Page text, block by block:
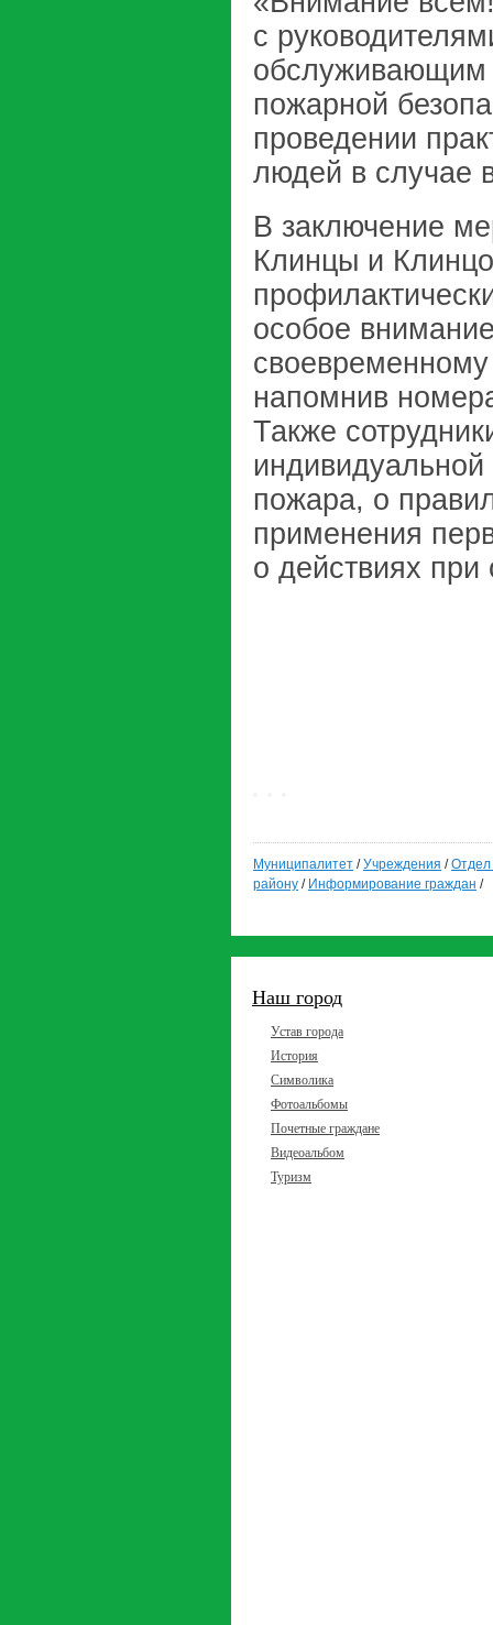
с
обслуживающим
пожарной
проведении
людей в случае
В заключение
Клинцы и
особое
напомнив
Также
пожара, о
применения
о действиях
Муниципалитет /Учреждения /Отдел
району / Информирование граждан /
Наш город
Устав города
История
Символика
Фотоальбомы
Почетные граждане
Видеоальбом
Туризм